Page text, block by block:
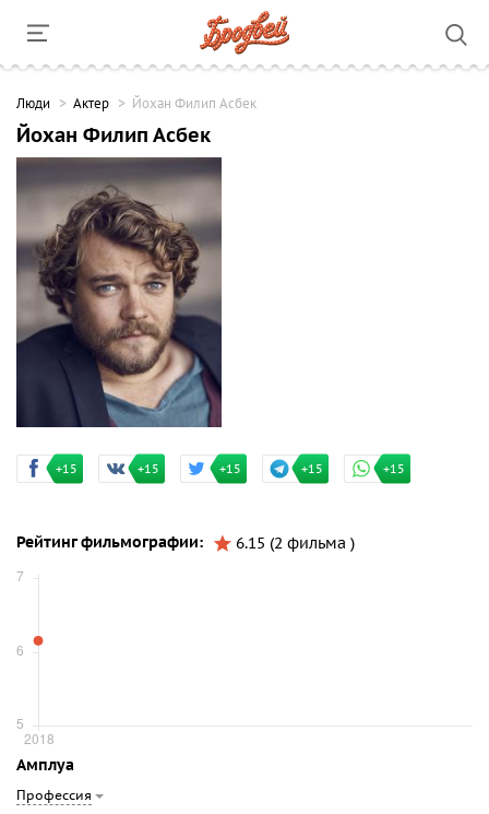
Люди Актер Йохан Филип Асбек
Йохан Филип Асбек
+15 +15 +15 +15 +15
Рейтинг фильмографии: 6.15 (2 фильма )
Амплуа
Профессия